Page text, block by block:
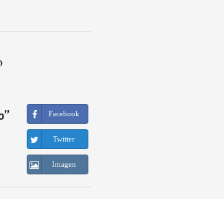
”
Facebook
Twitter
Imagen